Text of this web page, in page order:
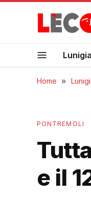
Home »
PONTREMOLI
e il